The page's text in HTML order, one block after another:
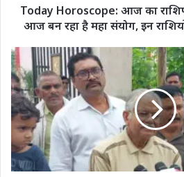
आज
है
महा
संयोग,
इन
राशियों
को
रहना
होगा
सावधान
Today Horoscope: आज का
आज बन रहा है महा संयोग, इन
विधायक
धरमलाल
कौशिक
ने
सिरगिट्टी
स्कूल
में
कलेक्टर
कमिश्नर